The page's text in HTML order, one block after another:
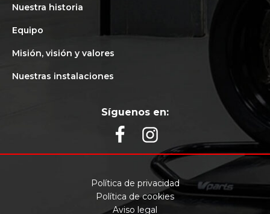
Nuestra historia
Equipo
Misión, visión y valores
Nuestras instalaciones
Síguenos en:
Política de privacidad
Política de cookies
Aviso legal